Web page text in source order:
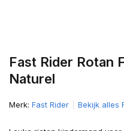
Fast Rider Rotan
Naturel
Merk: Fast Rider Bekijk alles